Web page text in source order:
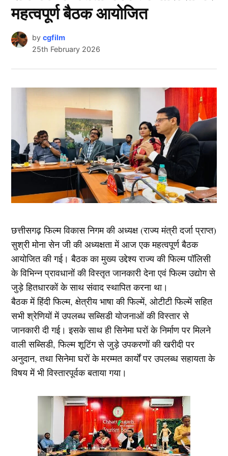
महत्वपूर्ण बैठक आयोजित
by cgfilm
25th February 2026
छत्तीसगढ़ फिल्म विकास निगम की अध्यक्ष (राज्य मंत्री दर्जा प्राप्त)
सुश्री मोना सेन जी की अध्यक्षता में आज एक महत्वपूर्ण बैठक
आयोजित की गई। बैठक का मुख्य उद्देश्य राज्य की फिल्म पॉलिसी
के विभिन्न प्रावधानों की विस्तृत जानकारी देना एवं फिल्म उद्योग से
जुड़े हितधारकों के साथ संवाद स्थापित करना था।
बैठक में हिंदी फिल्म, क्षेत्रीय भाषा की फिल्में, ओटीटी फिल्में सहित
सभी श्रेणियों में उपलब्ध सब्सिडी योजनाओं की विस्तार से
जानकारी दी गई। इसके साथ ही सिनेमा घरों के निर्माण पर मिलने
वाली सब्सिडी, फिल्म शूटिंग से जुड़े उपकरणों की खरीदी पर
अनुदान, तथा सिनेमा घरों के मरम्मत कार्यों पर उपलब्ध सहायता के
विषय में भी विस्तारपूर्वक बताया गया।